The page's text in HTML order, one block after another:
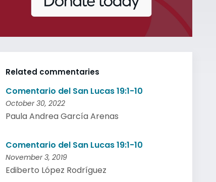
Related commentaries
Comentario del San Lucas 19:1-10
October 30, 2022
Paula Andrea García Arenas
Comentario del San Lucas 19:1-10
November 3, 2019
Ediberto López Rodríguez